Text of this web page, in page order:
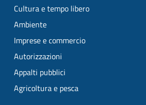
Cultura e tempo libero
Ambiente
Imprese e commercio
Autorizzazioni
Appalti pubblici
Agricoltura e pesca